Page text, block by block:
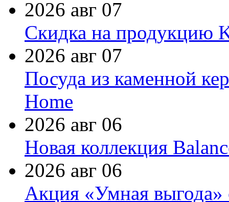
2026 авг 07
Скидка на продукцию
2026 авг 07
Посуда из каменной
Home
2026 авг 06
Новая коллекция
2026 авг 06
Акция «Умная выгода»